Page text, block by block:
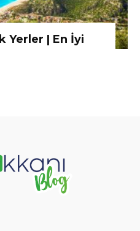
Yerler | En İyi